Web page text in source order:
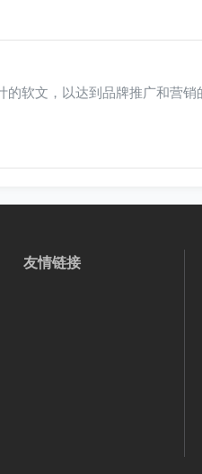
软文，以达到品牌推广和营
友情链接